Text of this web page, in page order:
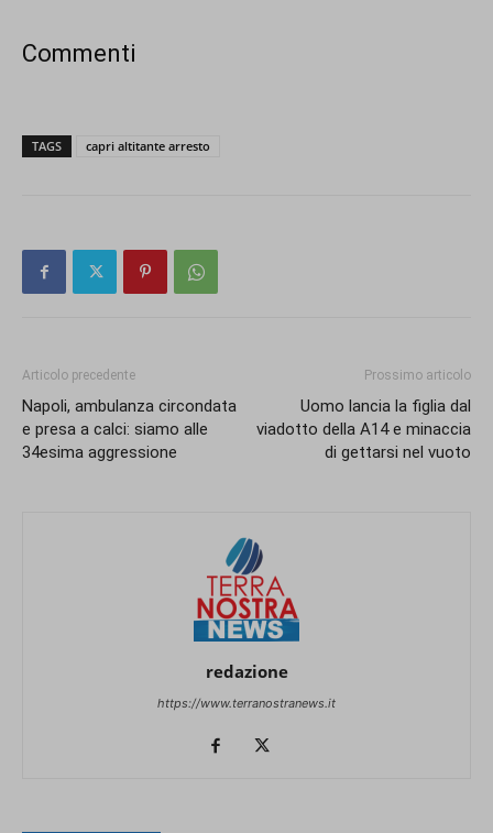
Commenti
TAGS capri altitante arresto
Articolo precedente
Napoli, ambulanza circondata
e presa a calci: siamo alle
34esima aggressione
Prossimo articolo
Uomo lancia la figlia dal
viadotto della A14 e minaccia
di gettarsi nel vuoto
redazione
https://www.terranostranews.it